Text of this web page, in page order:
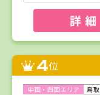
詳 細
4位
鳥